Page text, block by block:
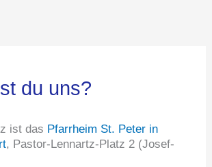
du uns?
ist das Pfarrheim St. Peter in
, Pastor-Lennartz-Platz 2 (Josef-